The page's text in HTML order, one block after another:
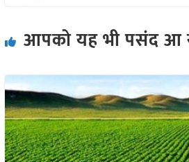
आपको यह भी पसंद आ